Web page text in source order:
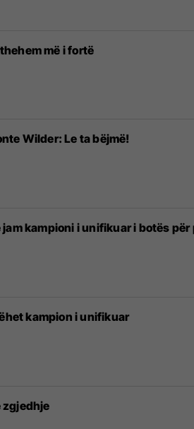
më i fortë
Wilder: Le ta bëjmë!
kampioni i unifikuar i botës për
kampion i unifikuar
zgjedhje